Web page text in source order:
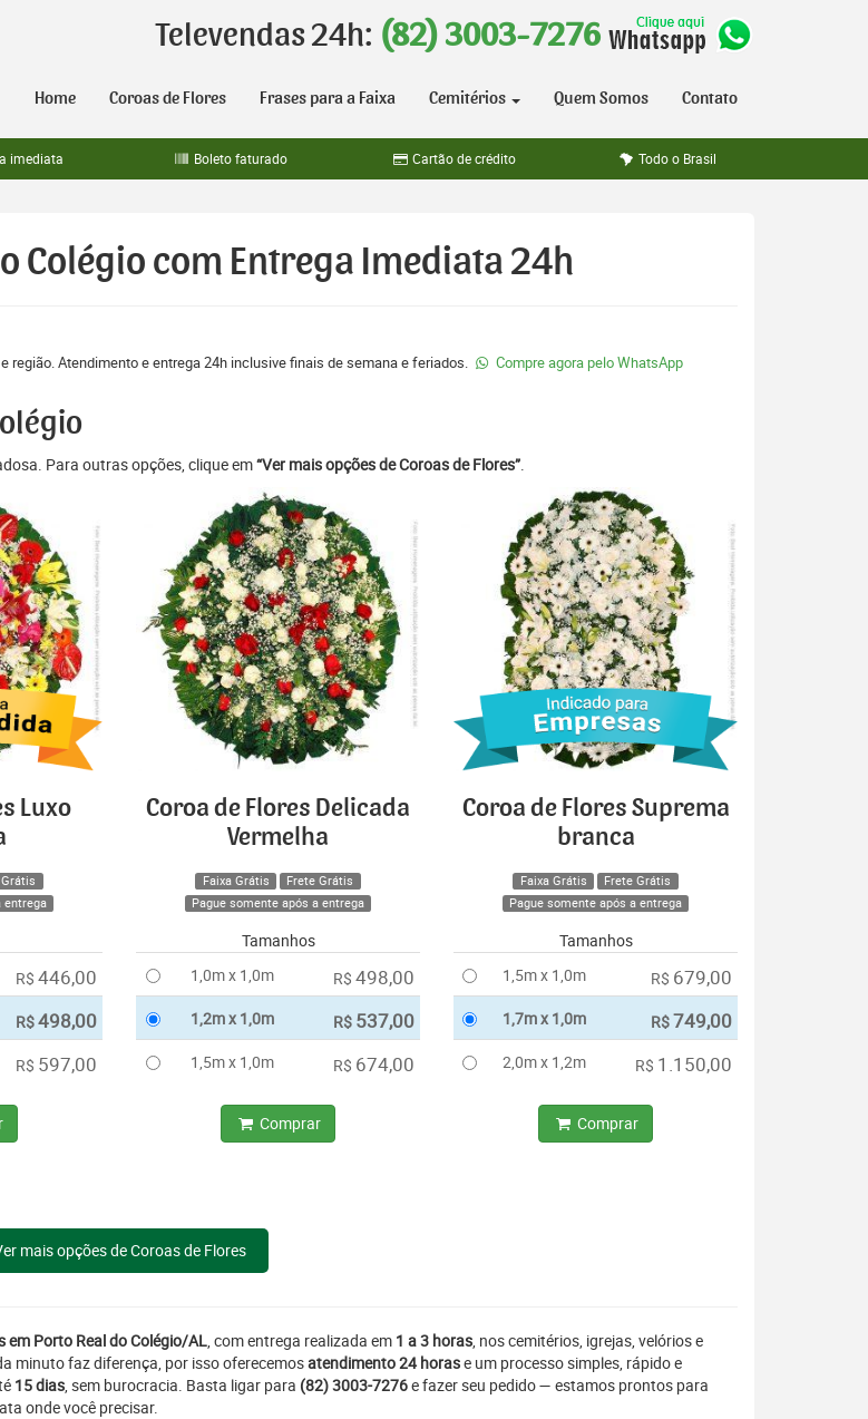
Televendas 24h: (82) 3003-7276
Home Coroas de Flores Frases para a Faixa Cemitérios Quem Somos Contato
imediata Boleto faturado Cartão de crédito Todo o Brasil
Colégio com Entrega Imediata 24h
região. Atendimento e entrega 24h inclusive finais de semana e feriados. Compre agora pelo WhatsApp
Para outras opções, clique em“Ver mais opções de Coroas de Flores”.
Luxo
entrega
R$ 446,00
R$498,00
R$ 597,00
Coroa de Flores Delicada
Vermelha
Faixa Grátis
Frete Grátis
Pague somente após a entrega
Tamanhos
1,0m x 1,0m
R$ 498,00
1,2m x 1,0m R$ 537,00
1,5m x 1,0m R$ 674,00
Comprar
Coroa de Flores Suprema
branca
Faixa Grátis
Frete Grátis
Pague somente após a entrega
Tamanhos
1,5m x 1,0m
R$ 679,00
1,7m x 1,0m R$749,00
2,0m x 1,2m R$ 1.150,00
Comprar
mais opções de Coroas de Flores
em Porto Real do Colégio/AL, com entrega realizada em 1 a 3 horas, nos cemitérios, igrejas, velórios e
minuto faz diferença, por isso oferecemosatendimento 24 horase um processo simples, rápido e
15 dias, sem burocracia. Basta ligar para (82) 3003-7276e fazer seu pedido — estamos prontos para
onde você precisar.